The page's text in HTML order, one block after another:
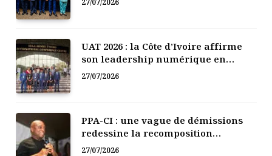
27/07/2026
UAT 2026 : la Côte d’Ivoire affirme
son leadership numérique en
Afrique
27/07/2026
PPA-CI : une vague de démissions
redessine la recomposition
politique
27/07/2026